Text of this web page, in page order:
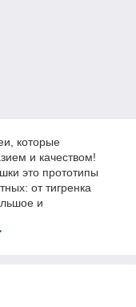
которые
и качеством!
это прототипы
от тигренка
и
с малых лет.
новые игры и
образом, ребенок